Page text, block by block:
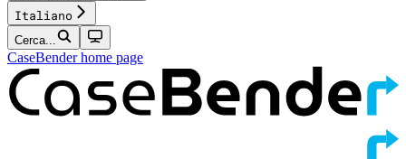
Italiano
Cerca...
CaseBenderhome page